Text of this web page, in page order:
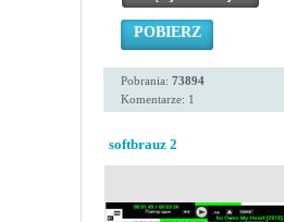
POBIERZ
Pobrania: 73894
Komentarze: 1
softbrauz 2